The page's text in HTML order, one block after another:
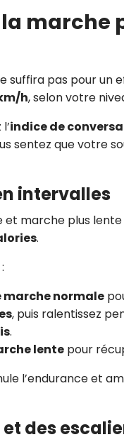
marche
suffira pas pour un
h, selon votre
indice de
sentez que votre
intervalles
et marche plus
.
marche normale
, puis ralentissez
.
lente pour
l’endurance et
des